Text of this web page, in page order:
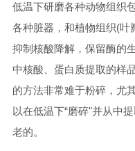
低温下研磨各种动物组织
各种脏器，和植物组织(叶
抑制核酸降解，保留酶的
中核酸、蛋白质提取的样
的方法非常难于粉碎，尤
以在低温下“磨碎"并从中
老的。